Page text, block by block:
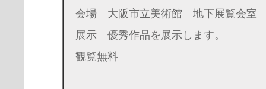
会場 大阪市立美術館 地下展覧会室
展示 優秀作品を展示します。
観覧無料